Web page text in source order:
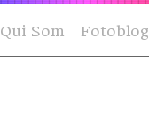
Qui Som Fotoblog